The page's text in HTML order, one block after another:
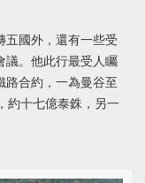
五國外，還有一些受
議。他此行最受人矚
路合約，一為曼谷至
約十七億泰銖，另一